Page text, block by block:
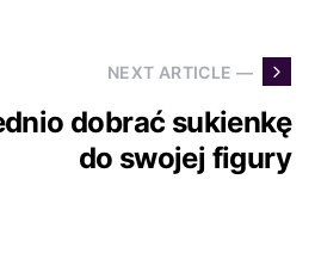
NEXT ARTICLE —
dobrać sukienkę
do swojej figury